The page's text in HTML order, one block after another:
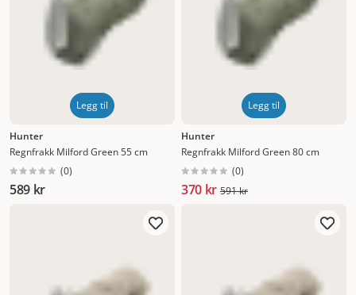
Legg til
Hunter
Regnfrakk Milford Green 55 cm
(0)
589 kr
Legg til
Hunter
Regnfrakk Milford Green 80 cm
(0)
370 kr 591 kr